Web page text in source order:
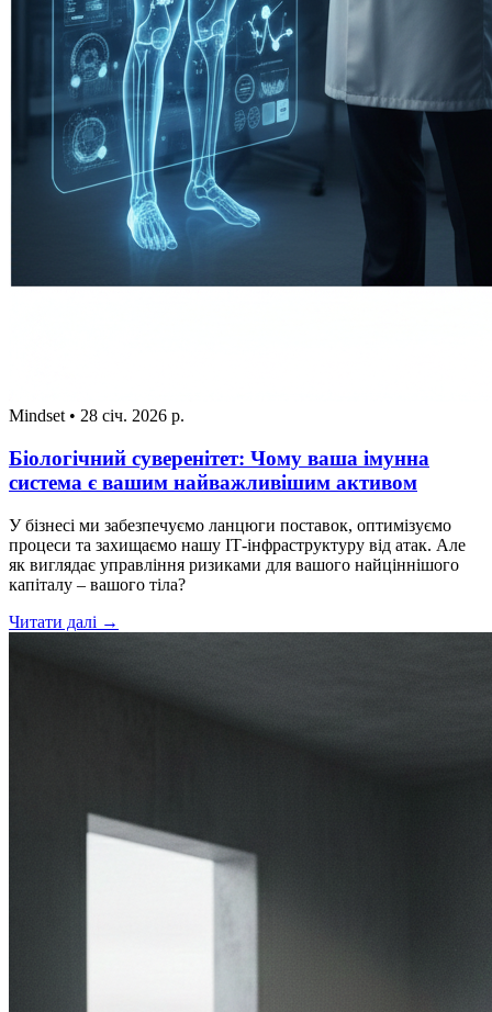
Mindset • 28 січ. 2026 р.
Біологічний суверенітет: Чому ваша імунна
система є вашим найважливішим активом
У бізнесі ми забезпечуємо ланцюги поставок, оптимізуємо
процеси та захищаємо нашу ІТ-інфраструктуру від атак. Але
як виглядає управління ризиками для вашого найціннішого
капіталу – вашого тіла?
Читати далі →